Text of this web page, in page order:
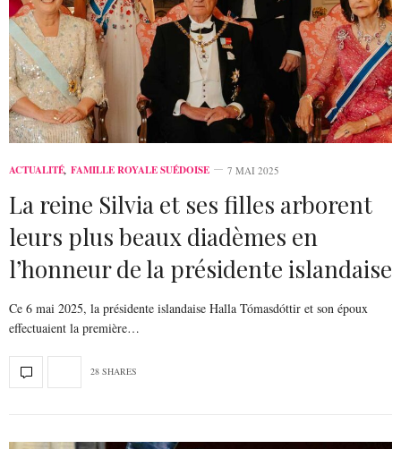
ACTUALITÉ, FAMILLE ROYALE SUÉDOISE 7 MAI 2025
La reine Silvia et ses filles arborent
leurs plus beaux diadèmes en
l’honneur de la présidente islandaise
Ce 6 mai 2025, la présidente islandaise Halla Tómasdóttir et son époux
effectuaient la première…
28 SHARES